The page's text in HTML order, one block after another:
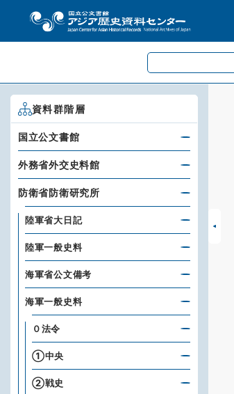
資料群階層
国立公文書館
外務省外交史料館
防衛省防衛研究所
陸軍省大日記
陸軍一般史料
海軍省公文備考
海軍一般史料
０法令
①中央
②戦史